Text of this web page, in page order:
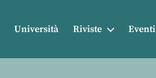
Università Riviste Eventi